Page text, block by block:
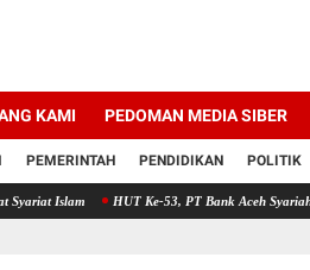
KAMI PEDOMAN MEDIA SIBER
PEMERINTAH PENDIDIKAN POLITIK
HUT Ke-53, PT Bank Aceh Syariah KC Bireuen